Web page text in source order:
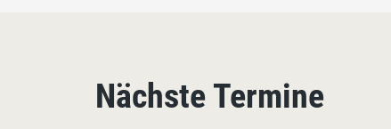
Nächste Termine